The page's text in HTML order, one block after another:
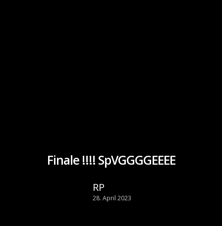
Finale !!!! SpVGGGGEEEE
RP
28. April 2023